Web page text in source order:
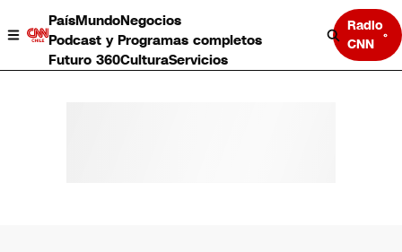
PaísMundoNegocios
Podcast y Programas completos
Futuro 360CulturaServicios
Radio
CNN